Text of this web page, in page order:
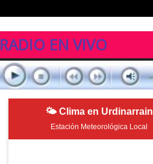
RADIO EN VIVO
🌤 Clima en Urdinarrain
Estación Meteorológica Local